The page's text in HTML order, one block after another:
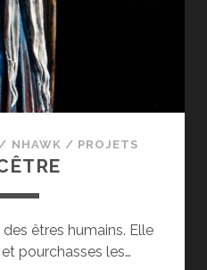
/ NHAWK / PROJETS
êtres humains. Elle
pourchasses les…